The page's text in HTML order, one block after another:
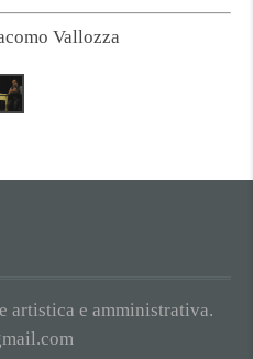
Vallozza
artistica e amministrativa.